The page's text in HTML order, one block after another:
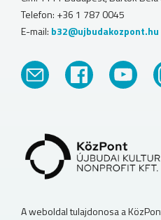
Telefon: +36 1 787 0045
E-mail: b32@ujbudakozpont.hu
A weboldal tulajdonosa a